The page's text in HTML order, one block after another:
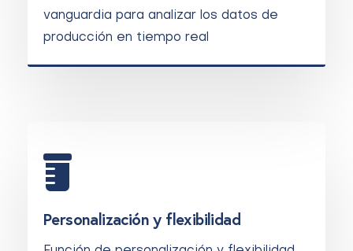
vanguardia para analizar los datos de
producción en tiempo real
Personalización y flexibilidad